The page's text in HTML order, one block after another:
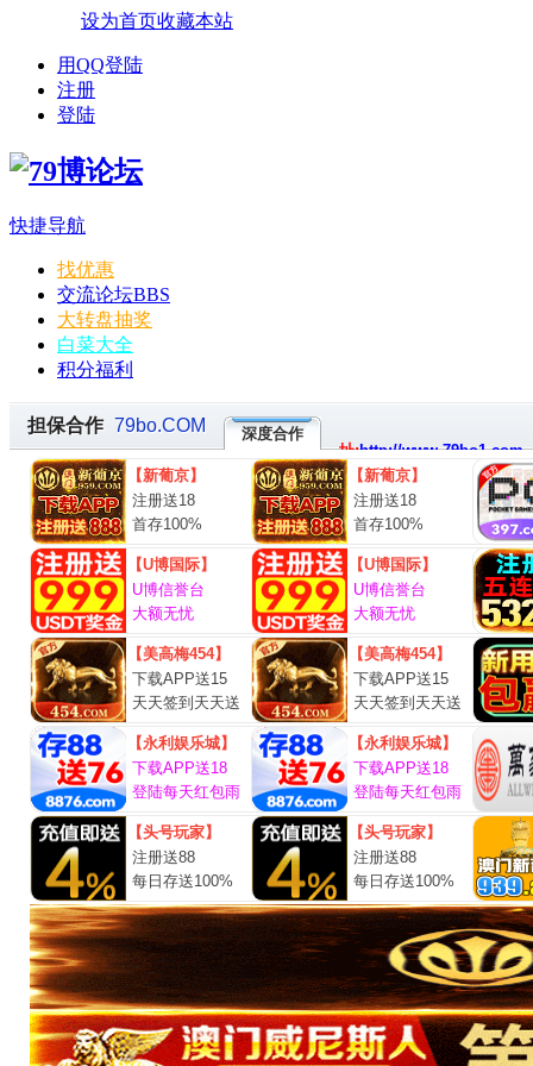
设为首页收藏本站
用QQ登陆
注册
登陆
快捷导航
找优惠
交流论坛BBS
大转盘抽奖
白菜大全
积分福利